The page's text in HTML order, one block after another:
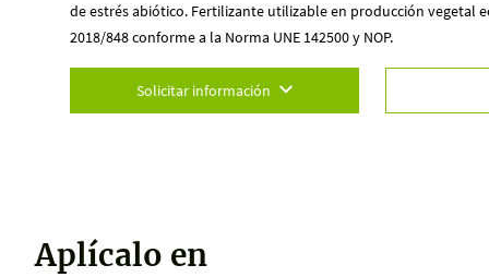
de estrés abiótico. Fertilizante utilizable en producción vegetal
2018/848 conforme a la Norma UNE 142500 y NOP.
Solicitar información
Aplícalo en